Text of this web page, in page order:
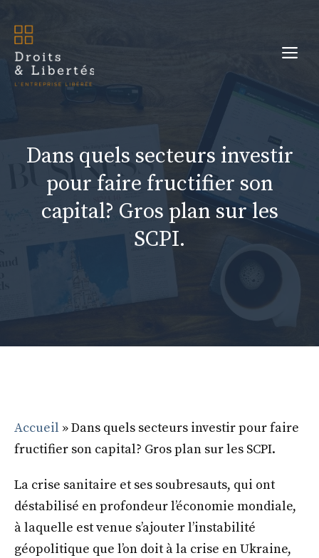
contenu
Dans quels secteurs investir
pour faire fructifier son
capital? Gros plan sur les
SCPI.
Accueil »Dans quels secteurs investir pour faire
fructifier son capital? Gros plan sur les SCPI.
La crise sanitaire et ses soubresauts, qui ont
déstabilisé en profondeur l’économie mondiale,
à laquelle est venue s’ajouter l’instabilité
géopolitique que l’on doit à la crise en Ukraine,